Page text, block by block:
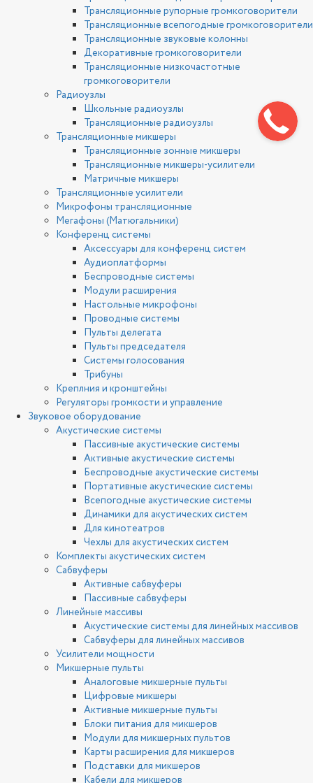
Трансляционные рупорные громкоговорители
Трансляционные всепогодные громкоговорители
Трансляционные звуковые колонны
Декоративные громкоговорители
Трансляционные низкочастотные
громкоговорители
Радиоузлы
Школьные радиоузлы
Трансляционные радиоузлы
Трансляционные микшеры
Трансляционные зонные микшеры
Трансляционные микшеры-усилители
Матричные микшеры
Трансляционные усилители
Микрофоны трансляционные
Мегафоны (Матюгальники)
Конференц системы
Аксессуары для конференц систем
Аудиоплатформы
Беспроводные системы
Модули расширения
Настольные микрофоны
Проводные системы
Пульты делегата
Пульты председателя
Системы голосования
Трибуны
Креплния и кронштейны
Регуляторы громкости и управление
Звуковое оборудование
Акустические системы
Пассивные акустические системы
Активные акустические системы
Беспроводные акустические системы
Портативные акустические системы
Всепогодные акустические системы
Динамики для акустических систем
Для кинотеатров
Чехлы для акустических систем
Комплекты акустических систем
Сабвуферы
Активные сабвуферы
Пассивные сабвуферы
Линейные массивы
Акустические системы для линейных массивов
Сабвуферы для линейных массивов
Усилители мощности
Микшерные пульты
Аналоговые микшерные пульты
Цифровые микшеры
Активные микшерные пульты
Блоки питания для микшеров
Модули для микшерных пультов
Карты расширения для микшеров
Подставки для микшеров
Кабели для микшеров